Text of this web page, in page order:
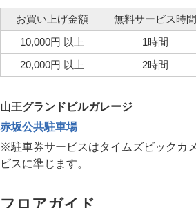
お買い上げ金額
無料サービス時間
10,000円 以上
1時間
20,000円 以上
2時間
山王グランドビルガレージ
赤坂公共駐車場
※駐車券サービスはタイムズビックカ
ビスに準じます。
フロアガイド